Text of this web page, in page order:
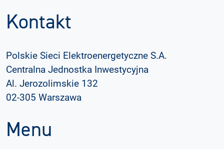
Kontakt
Polskie Sieci Elektroenergetyczne S.A.
Centralna Jednostka Inwestycyjna
Al. Jerozolimskie 132
02-305 Warszawa
Menu